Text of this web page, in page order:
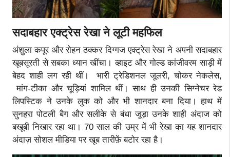
सदाबहार एक्ट्रेस रेखा ने लूटी महफिल
अंशुला कपूर और रोहन ठक्कर दिग्गज एक्ट्रेस रेखा ने अपनी सदाबहार
खूबसूरती से सबका ध्यान खींचा। व्हाइट और गोल्ड कांजीवरम साड़ी में
बेहद शाही लग रही थीं। भारी ट्रेडिशनल जूलरी, चोकर नेकलेस,
मांग-टीका और चूड़ियां शामिल थीं। साथ ही उनकी सिग्नेचर रेड
लिपस्टिक ने उनके लुक को और भी शानदार बना दिया। हाथ में
सुनहरा पोटली बैग और सलीके से बंधा जूड़ा उनके शाही अंदाज को
बखूबी निखार रहा था। 70 साल की उम्र में भी रेखा का यह शानदार
अंदाज़ सोशल मीडिया पर खूब तारीफ़ें बटोर रहा है।